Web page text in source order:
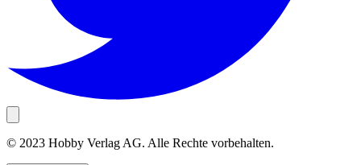
© 2023 Hobby Verlag AG. Alle Rechte vorbehalten.